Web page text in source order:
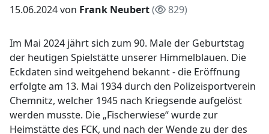
15.06.2024 von Frank Neubert( 829)
Im Mai 2024 jährt sich zum 90. Male der Geburtstag
der heutigen Spielstätte unserer Himmelblauen. Die
Eckdaten sind weitgehend bekannt - die Eröffnung
erfolgte am 13. Mai 1934 durch den Polizeisportverein
Chemnitz, welcher 1945 nach Kriegsende aufgelöst
werden musste. Die „Fischerwiese“ wurde zur
Heimstätte des FCK, und nach der Wende zu der des